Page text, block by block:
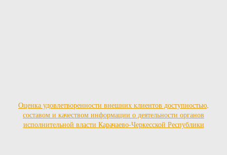
Оценка удовлетворенности внешних клиентов доступностью,
составом и качеством информации о деятельности органов
исполнительной власти Карачаево-Черкесской Республики